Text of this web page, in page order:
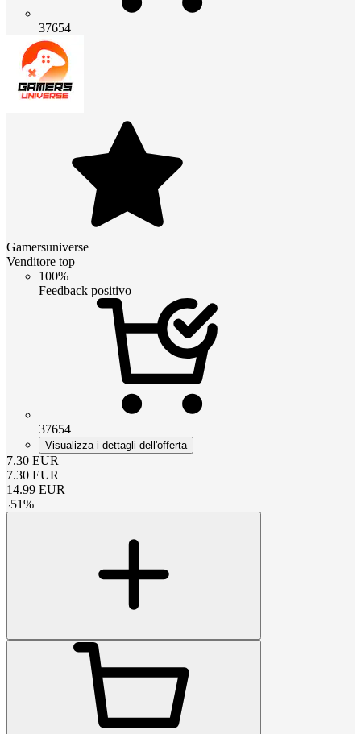
37654
Gamersuniverse
Venditore top
100%
Feedback positivo
37654
Visualizza i dettagli dell'offerta
7.30 EUR
7.30 EUR
14.99 EUR
-51%